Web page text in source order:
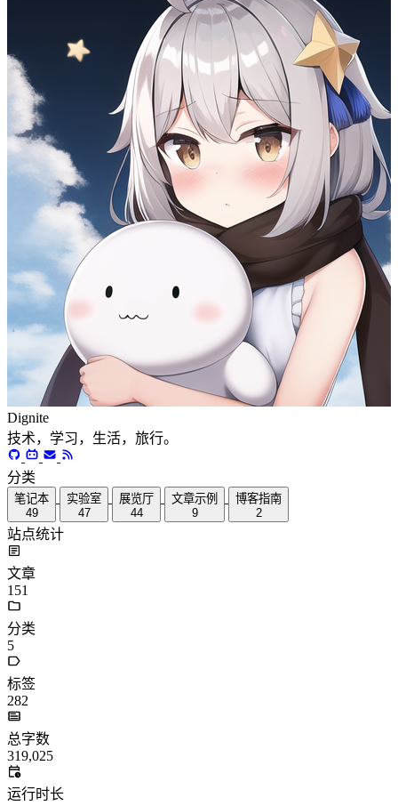
Dignite
技术，学习，生活，旅行。
分类
笔记本
49
实验室
47
展览厅
44
文章示例
9
博客指南
2
站点统计
文章
151
分类
5
标签
282
总字数
319,025
运行时长